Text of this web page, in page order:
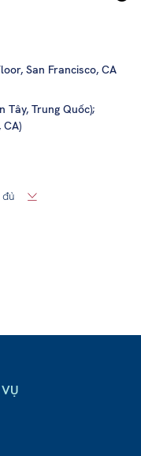
San Francisco, CA
Tây, Trung Quốc);
CA)